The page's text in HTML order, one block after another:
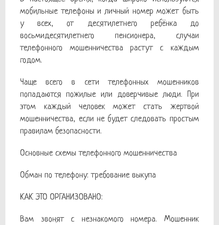
мобильные телефоны и личный номер может быть
у всех, от десятилетнего ребёнка до
восьмидесятилетнего пенсионера, случаи
телефонного мошенничества растут с каждым
годом.
Чаще всего в сети телефонных мошенников
попадаются пожилые или доверчивые люди. При
этом каждый человек может стать жертвой
мошенничества, если не будет следовать простым
правилам безопасности.
Основные схемы телефонного мошенничества
Обман по телефону: требование выкупа
КАК ЭТО ОРГАНИЗОВАНО:
Вам звонят с незнакомого номера. Мошенник